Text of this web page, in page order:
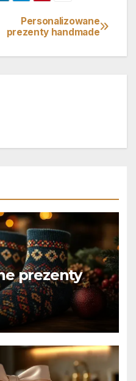
Personalizowane
prezenty handmade
prezenty